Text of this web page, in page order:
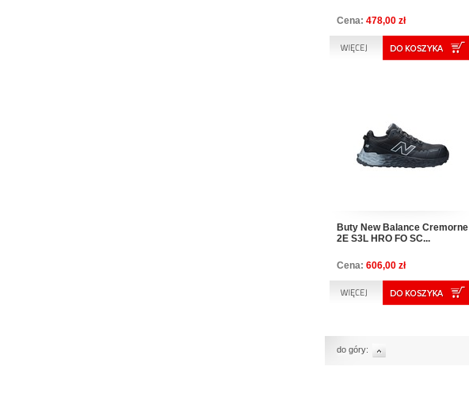
Cena: 478,00 zł
Buty New Balance Cremorne
2E S3L HRO FO SC...
Cena: 606,00 zł
do góry: